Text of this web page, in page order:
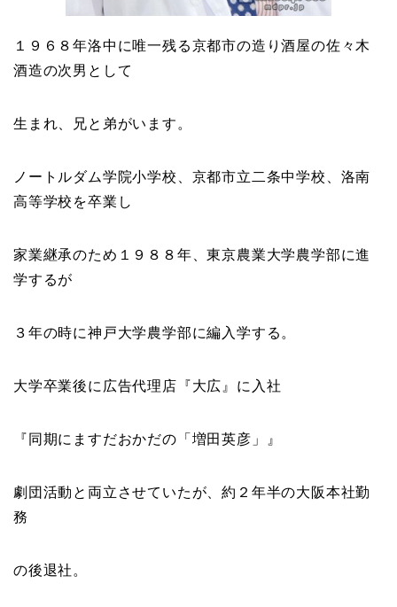
１９６８年洛中に唯一残る京都市の造り酒屋の佐々木
酒造の次男として
生まれ、兄と弟がいます。
ノートルダム学院小学校、京都市立二条中学校、 洛南
高等学校 を卒業し
家業継承のため１９８８年、東京農業大学農学部に進
学するが
３年の時に神戸大学農学部に編入学する。
大学卒業後に広告代理店『大広 』に入社
『同期にますだおかだの「増田英彦」』
劇団活動と両立させていたが、約２年半の大阪本社勤
務
の後退社。